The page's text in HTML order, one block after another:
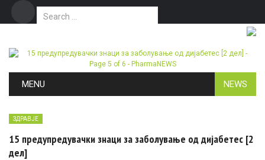
Search for:
MENU NEWS
ЗДРАВЈЕ
15 предупредувачки знаци за заболување од дијабетес [2
дел]